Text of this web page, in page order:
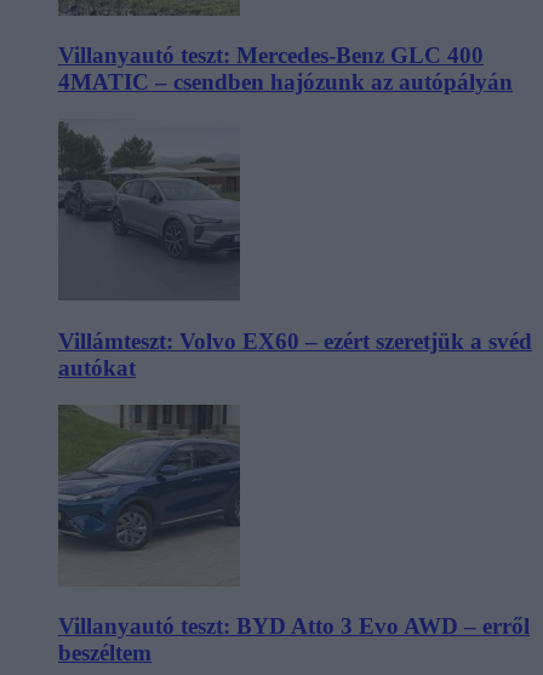
Villanyautó teszt: Mercedes-Benz GLC 400
4MATIC – csendben hajózunk az autópályán
Villámteszt: Volvo EX60 – ezért szeretjük a svéd
autókat
Villanyautó teszt: BYD Atto 3 Evo AWD – erről
beszéltem